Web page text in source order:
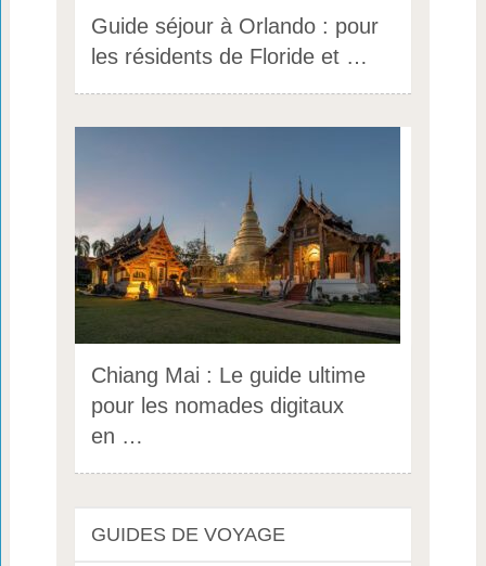
Guide séjour à Orlando : pour
les résidents de Floride et …
Chiang Mai : Le guide ultime
pour les nomades digitaux
en …
GUIDES DE VOYAGE